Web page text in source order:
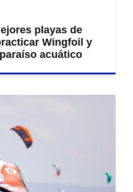
playas de
Wingfoil y
acuático